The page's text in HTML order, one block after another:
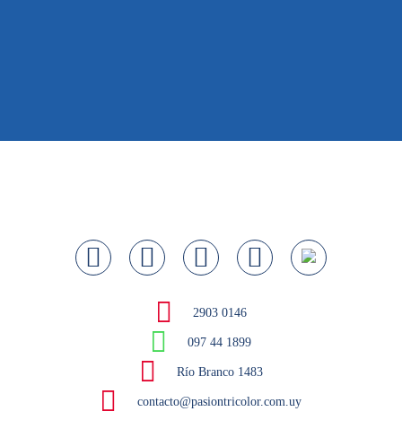
2903 0146
097 44 1899
Río Branco 1483
contacto@pasiontricolor.com.uy